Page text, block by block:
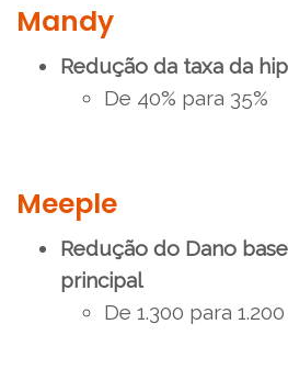
Mandy
Redução da taxa da
De 40% para 35%
Meeple
Redução do Dano
principal
De 1.300 para 1.200